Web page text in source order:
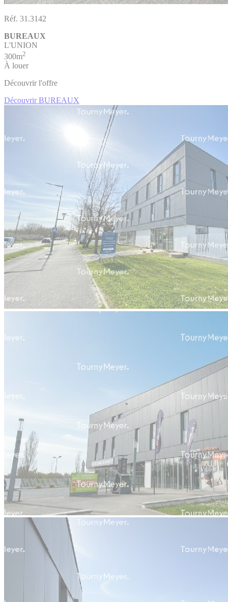
Réf. 31.3142
BUREAUX
L'UNION
300m2
À louer
Découvrir l'offre
Découvrir BUREAUX